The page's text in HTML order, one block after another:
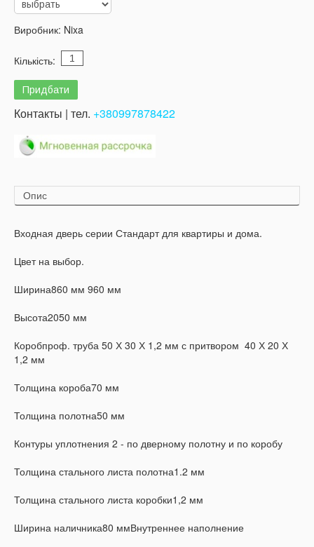
Виробник: Nixa
Кількість:
Контакты | тел. +380997878422
Опис
Входная дверь серии Стандарт для квартиры и дома.
Цвет на выбор.
Ширина860 мм 960 мм
Высота2050 мм
Коробпроф. труба 50 Х 30 Х 1,2 мм с притвором 40 Х 20 Х
1,2 мм
Толщина короба70 мм
Толщина полотна50 мм
Контуры уплотнения 2 - по дверному полотну и по коробу
Толщина стального листа полотна1.2 мм
Толщина стального листа коробки1,2 мм
Ширина наличника80 ммВнутреннее наполнение